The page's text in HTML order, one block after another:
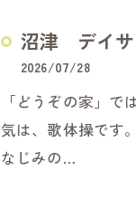
沼津 デイサ
2026/07/28
「どうぞの家」
気は、歌体操です
なじみの…